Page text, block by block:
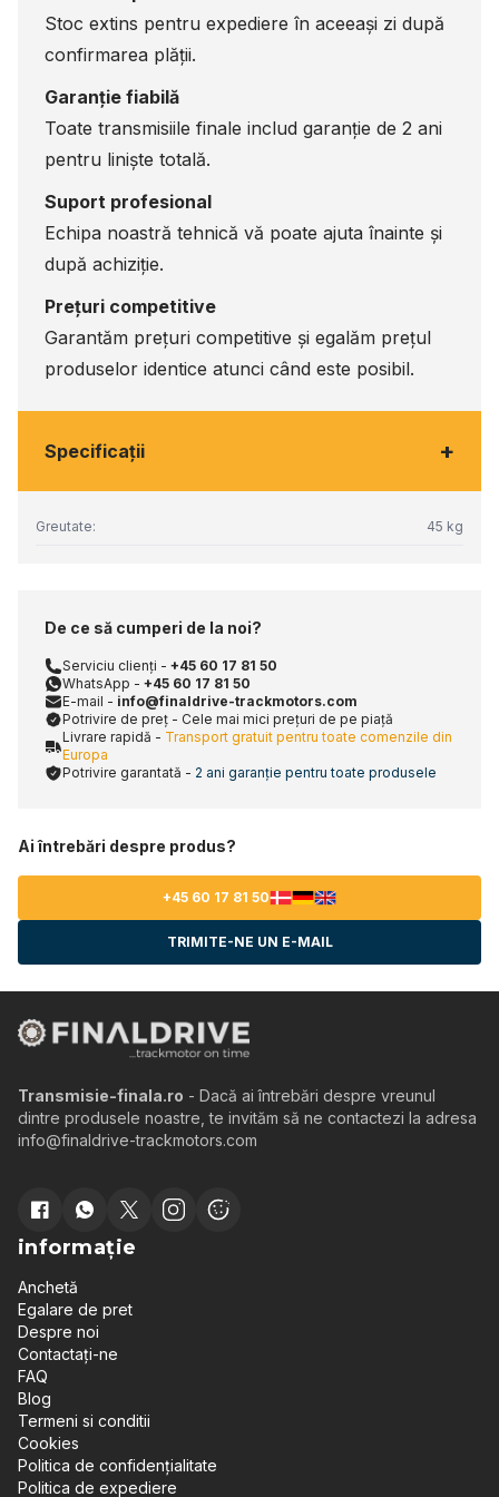
Stoc extins pentru expediere în aceeași zi după
confirmarea plății.
Garanție fiabilă
Toate transmisiile finale includ garanție de 2 ani
pentru liniște totală.
Suport profesional
Echipa noastră tehnică vă poate ajuta înainte și
după achiziție.
Prețuri competitive
Garantăm prețuri competitive și egalăm prețul
produselor identice atunci când este posibil.
Specificaţii +
Greutate: 45 kg
De ce să cumperi de la noi?
Serviciu clienți - +45 60 17 81 50
WhatsApp - +45 60 17 81 50
E-mail - info@finaldrive-trackmotors.com
Potrivire de preț - Cele mai mici prețuri de pe piață
Livrare rapidă - Transport gratuit pentru toate comenzile din
Europa
Potrivire garantată - 2 ani garanție pentru toate produsele
Ai întrebări despre produs?
+45 60 17 81 50
TRIMITE-NE UN E-MAIL
Transmisie-finala.ro - Dacă ai întrebări despre vreunul
dintre produsele noastre, te invităm să ne contactezi la adresa
info@finaldrive-trackmotors.com
informație
Anchetă
Egalare de pret
Despre noi
Contactați-ne
FAQ
Blog
Termeni si conditii
Cookies
Politica de confidențialitate
Politica de expediere